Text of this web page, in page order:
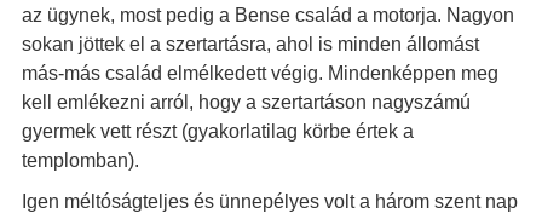
az ügynek, most pedig a Bense család a motorja. Nagyon
sokan jöttek el a szertartásra, ahol is minden állomást
más-más család elmélkedett végig. Mindenképpen meg
kell emlékezni arról, hogy a szertartáson nagyszámú
gyermek vett részt (gyakorlatilag körbe értek a
templomban).
Igen méltóságteljes és ünnepélyes volt a három szent nap